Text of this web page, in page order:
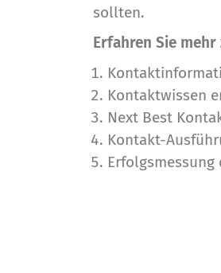
sollten.
Erfahren Sie mehr
Kontaktwissen
Next Best
Kontakt-